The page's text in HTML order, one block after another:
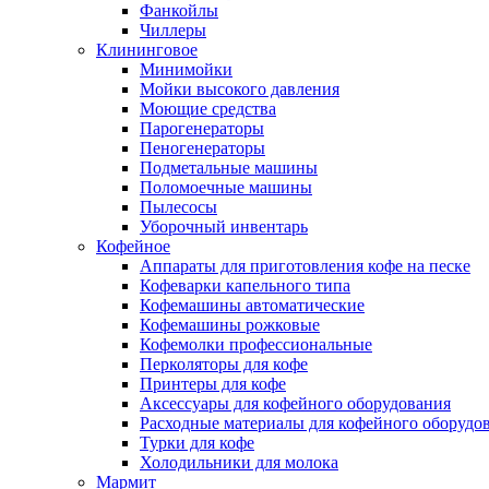
Фанкойлы
Чиллеры
Клининговое
Минимойки
Мойки высокого давления
Моющие средства
Парогенераторы
Пеногенераторы
Подметальные машины
Поломоечные машины
Пылесосы
Уборочный инвентарь
Кофейное
Аппараты для приготовления кофе на песке
Кофеварки капельного типа
Кофемашины автоматические
Кофемашины рожковые
Кофемолки профессиональные
Перколяторы для кофе
Принтеры для кофе
Аксессуары для кофейного оборудования
Расходные материалы для кофейного
Турки для кофе
Холодильники для молока
Мармит